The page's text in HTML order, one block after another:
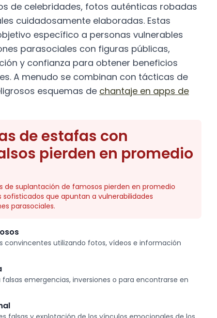
de celebridades, fotos auténticas robadas
cuidadosamente elaboradas. Estas
específico a personas vulnerables
parasociales con figuras públicas,
y confianza para obtener beneficios
A menudo se combinan con tácticas de
esquemas de chantaje en apps de
de estafas con
pierden en promedio
de suplantación de famosos pierden en promedio
sofisticados que apuntan a vulnerabilidades
parasociales.
convincentes utilizando fotos, vídeos e información
emergencias, inversiones o para encontrarse en